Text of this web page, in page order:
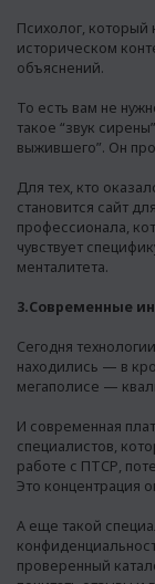
Психолог, который
историческом
объяснений.
То есть вам не
такое “звук
выжившего”. Он
Для тех, кто
становится сайт
профессионала,
чувствует
менталитета.
3.Современные
Сегодня
находились — в
мегаполисе —
И современная
специалистов,
работе с ПТСР,
Это концентрация
А еще такой
проверенный